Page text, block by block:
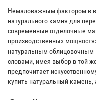
Немаловажным фактором в
натурального камня для
современные отделочные
производственных
натуральным облицовочным
словами, имея выбор в той
предпочитает
купить натуральный камень,